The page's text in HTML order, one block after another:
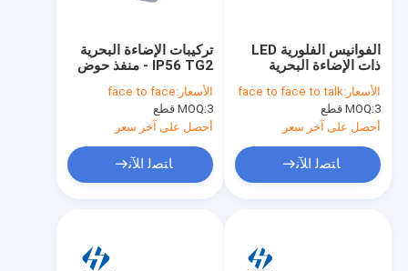
تركيبات الإضاءة البحرية
IP56 TG2 - منفذ حوض
لمبة متوهجة بحرية
الأسعار:face to face
MOQ:3 قطع
أحصل على آخر سعر
ﺎﺘﺼﻟ ﺍﻶﻧ
الفوانيس الفلورية LED
ذات الإضاءة البحرية
2e في حالات الطوارئ
الأسعار:face to face to talk
MOQ:3 قطع
أحصل على آخر سعر
ﺎﺘﺼﻟ ﺍﻶﻧ